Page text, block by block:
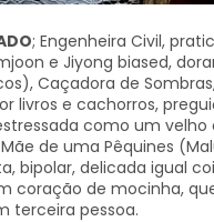
; Engenheira Civil,
e Jiyong biased,
Caçadora de
livros e cachorros,
como um
de uma Pêquines
bipolar, delicada igual
coração de mocinha,
terceira pessoa.